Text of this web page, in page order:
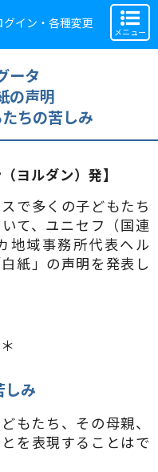
グイン・各種変更
メニュー
ータ
の声明
ちの苦しみ
ヨルダン）発】
で多くの子どもたち
て、ユニセフ（国連
地域事務所代表ヘル
紙」の声明を発表し
しみ
もたち、その母親、
を表現することはで